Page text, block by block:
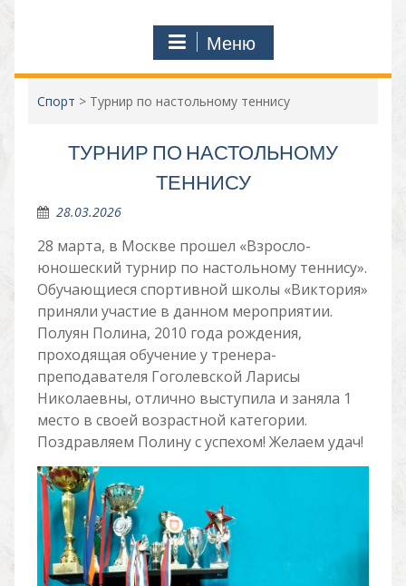
Меню
Спорт > Турнир по настольному теннису
ТУРНИР ПО НАСТОЛЬНОМУ
ТЕННИСУ
28.03.2026
28 марта, в Москве прошел «Взросло-
юношеский турнир по настольному теннису».
Обучающиеся спортивной школы «Виктория»
приняли участие в данном мероприятии.
Полуян Полина, 2010 года рождения,
проходящая обучение у тренера-
преподавателя Гоголевской Ларисы
Николаевны, отлично выступила и заняла 1
место в своей возрастной категории.
Поздравляем Полину с успехом! Желаем удач!